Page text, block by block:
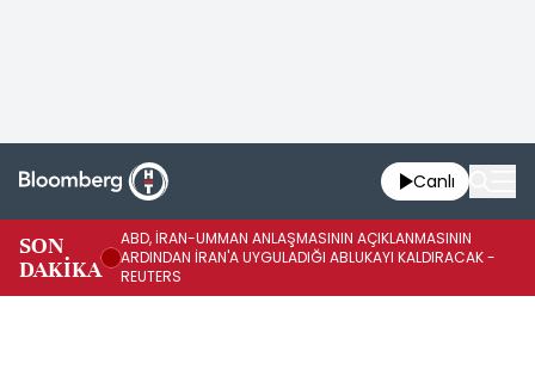
Canlı
SON
DAKİKA
ABD, İRAN-UMMAN ANLAŞMASININ AÇIKLANMASININ
ARDINDAN İRAN'A UYGULADIĞI ABLUKAYI KALDIRACAK -
REUTERS